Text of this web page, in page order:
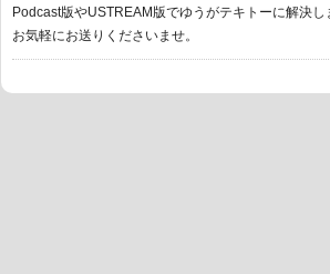
Podcast版やUSTREAM版でゆうがテキトーに解決し
お気軽にお送りくださいませ。